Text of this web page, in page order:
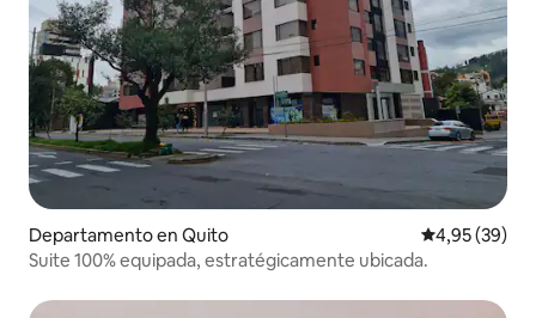
Departamento en Quito Calificación
4,95 (39)
Suite 100% equipada, estratégicamente ubicada.